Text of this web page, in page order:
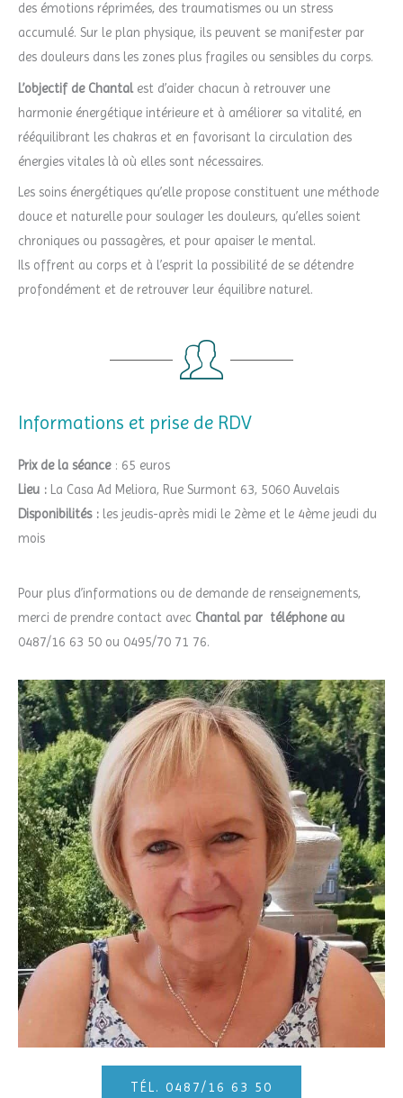
des émotions réprimées, des traumatismes ou un stress
accumulé. Sur le plan physique, ils peuvent se manifester par
des douleurs dans les zones plus fragiles ou sensibles du corps.
L’objectif de Chantalest d’aider chacun à retrouver une
harmonie énergétique intérieure et à améliorer sa vitalité, en
rééquilibrant les chakras et en favorisant la circulation des
énergies vitales là où elles sont nécessaires.
Les soins énergétiques qu’elle propose constituent une méthode
douce et naturelle pour soulager les douleurs, qu’elles soient
chroniques ou passagères, et pour apaiser le mental.
Ils offrent au corps et à l’esprit la possibilité de se détendre
profondément et de retrouver leur équilibre naturel.
Informations et prise de RDV
Prix de la séance: 65 euros
Lieu : La Casa Ad Meliora, Rue Surmont 63, 5060 Auvelais
Disponibilités : les jeudis-après midi le 2ème et le 4ème jeudi du
mois
Pour plus d’informations ou de demande de renseignements,
merci de prendre contact avec Chantal par téléphone au
0487/16 63 50 ou 0495/70 71 76.
TÉL. 0487/16 63 50